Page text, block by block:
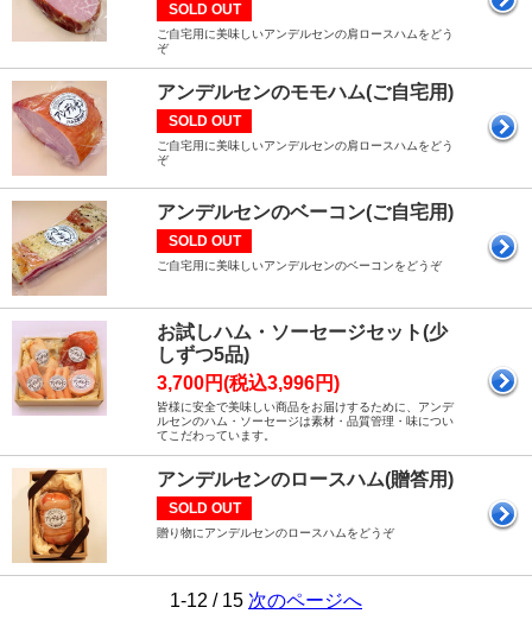
SOLD OUT
ご自宅用に美味しいアンデルセンの肩ロースハムをどう
ぞ
アンデルセンのモモハム(ご自宅用)
SOLD OUT
ご自宅用に美味しいアンデルセンの肩ロースハムをどう
ぞ
アンデルセンのベーコン(ご自宅用)
SOLD OUT
ご自宅用に美味しいアンデルセンのベーコンをどうぞ
お試しハム・ソーセージセット(少
しずつ5品)
3,700円(税込3,996円)
皆様に安全で美味しい商品をお届けするために、アンデ
ルセンのハム・ソーセージは素材・品質管理・味につい
てこだわっています。
アンデルセンのロースハム(贈答用)
SOLD OUT
贈り物にアンデルセンのロースハムをどうぞ
1-12 / 15 次のページへ